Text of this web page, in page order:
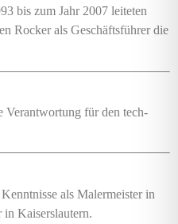
bis zum Jahr 2007 leiteten
Rocker als Geschäfts­führer die
Verant­wortung für den tech­
als Maler­meister in
Kaisers­lautern.